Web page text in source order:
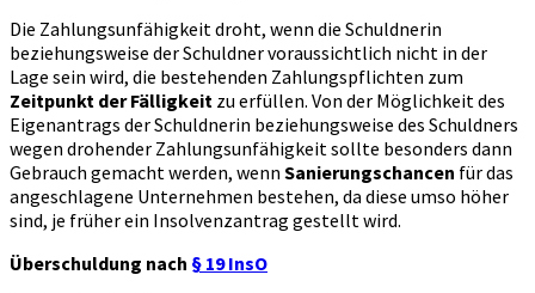
Die Zahlungsunfähigkeit droht, wenn die Schuldnerin
beziehungsweise der Schuldner voraussichtlich nicht in der
Lage sein wird, die bestehenden Zahlungspflichten zum
Zeitpunkt der Fälligkeit zu erfüllen. Von der Möglichkeit des
Eigenantrags der Schuldnerin beziehungsweise des Schuldners
wegen drohender Zahlungsunfähigkeit sollte besonders dann
Gebrauch gemacht werden, wenn Sanierungschancen für das
angeschlagene Unternehmen bestehen, da diese umso höher
sind, je früher ein Insolvenzantrag gestellt wird.
Überschuldung nach § 19 InsO